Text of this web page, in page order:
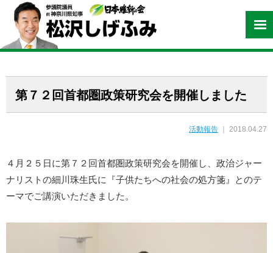
第７２回首都圏政策研究会を開催しました
活動報告 ｜ 2018.04.27
４月２５日に第７２回首都圏政策研究会を開催し、政治ジャー
ナリストの細川珠生氏に『子供たちへの社会の処方箋』とのテ
ーマでご講演いただきました。